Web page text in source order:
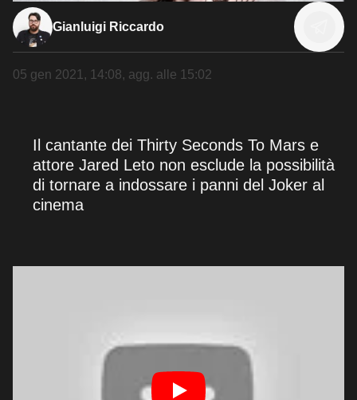
Gianluigi Riccardo
05 gen 2021, 14:08, agg. alle 15:02
Il cantante dei Thirty Seconds To Mars e
attore Jared Leto non esclude la possibilità
di tornare a indossare i panni del Joker al
cinema